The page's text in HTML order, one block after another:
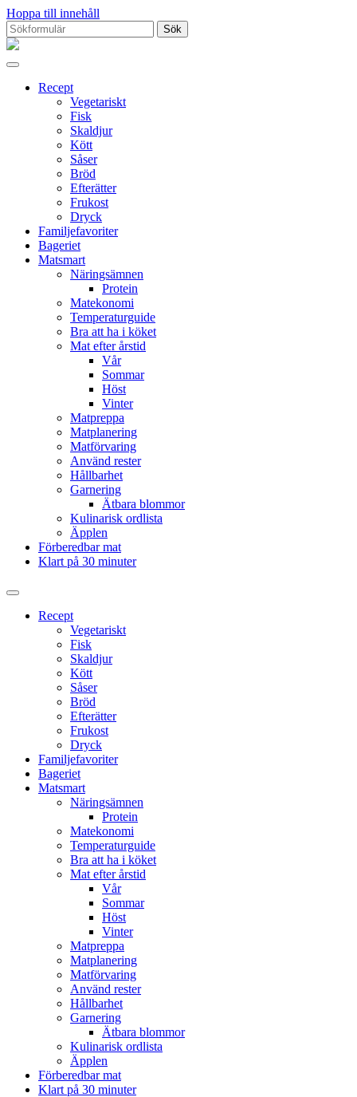
Hoppa till innehåll
Sök
efter:Proppmätt
Recept
Vegetariskt
Fisk
Skaldjur
Kött
Såser
Bröd
Efterätter
Frukost
Dryck
Familjefavoriter
Bageriet
Matsmart
Näringsämnen
Protein
Matekonomi
Temperaturguide
Bra att ha i köket
Mat efter årstid
Vår
Sommar
Höst
Vinter
Matpreppa
Matplanering
Matförvaring
Använd rester
Hållbarhet
Garnering
Ätbara blommor
Kulinarisk ordlista
Äpplen
Förberedbar mat
Klart på 30 minuter
Slå
sökfältRecept
Vegetariskt
Fisk
Skaldjur
Kött
Såser
Bröd
Efterätter
Frukost
Dryck
Familjefavoriter
Bageriet
Matsmart
Näringsämnen
Protein
Matekonomi
Temperaturguide
Bra att ha i köket
Mat efter årstid
Vår
Sommar
Höst
Vinter
Matpreppa
Matplanering
Matförvaring
Använd rester
Hållbarhet
Garnering
Ätbara blommor
Kulinarisk ordlista
Äpplen
Förberedbar mat
Klart på 30 minuter